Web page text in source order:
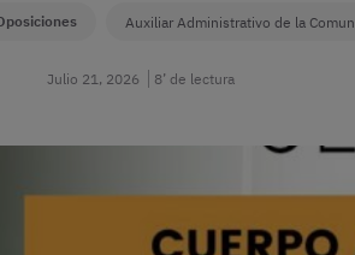
Auxiliar Administrativo de la
Julio 21, 2026 8’ de lectura